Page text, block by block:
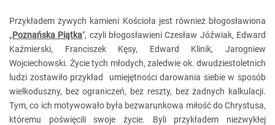
Przykładem żywych kamieni Kościoła jest również błogosławiona
„Poznańska Piątka", czyli błogosławieni Czesław Jóźwiak, Edward
Kaźmierski, Franciszek Kęsy, Edward Klinik, Jarogniew
Wojciechowski. Życie tych młodych, zaledwie ok. dwudziestoletnich
ludzi zostawiło przykład umiejętności darowania siebie w sposób
wielkoduszny, bez ograniczeń, bez reszty, bez żadnych kalkulacji.
Tym, co ich motywowało była bezwarunkowa miłość do Chrystusa,
któremu poświęcili swoje życie. Byli przykładem niezwykłej